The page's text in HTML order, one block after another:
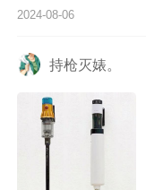
2024-08-06
持枪灭婊。